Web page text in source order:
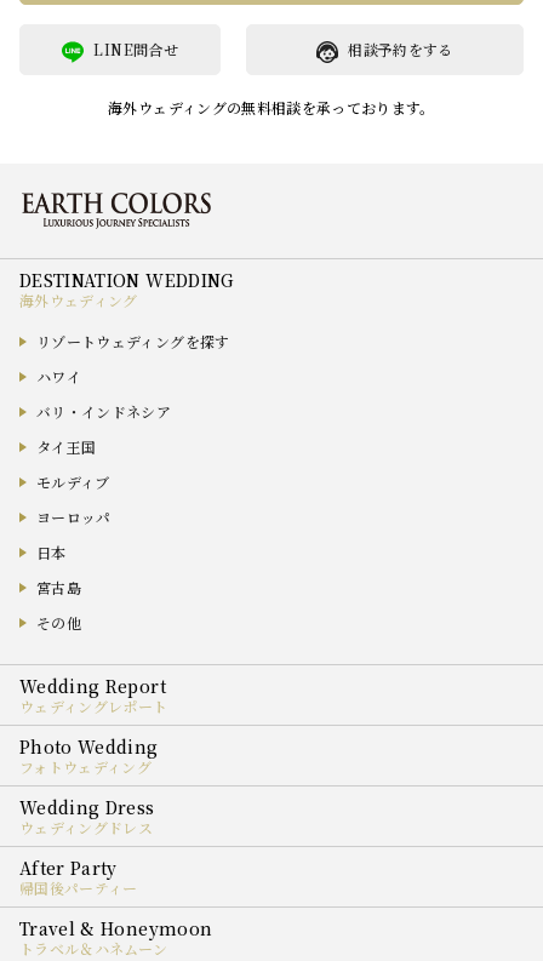
相談予約をする
LINE問合せ
海外ウェディングの無料相談を承っております。
海外ウェディング
リゾートウェディングを探す
ハワイ
バリ・インドネシア
タイ王国
モルディブ
ヨーロッパ
日本
宮古島
その他
ウェディングレポート
フォトウェディング
ウェディングドレス
帰国後パーティー
トラベル＆ハネムーン